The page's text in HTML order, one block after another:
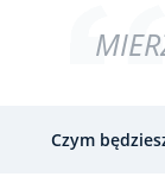
Czym